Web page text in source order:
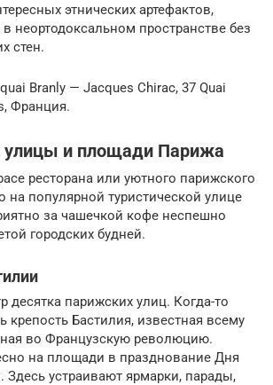
этнических артефактов,
неортодоксальном пространстве без
стен.
Branly — Jacques Chirac, 37 Quai
Франция.
и площади Парижа
ресторана или уютного парижского
на популярной туристической улице
за чашечкой кофе неспешно
городских будней.
десятка парижских улиц. Когда-то
крепость Бастилия, известная всему
во Французскую революцию.
на площади в празднование Дня
Здесь устраивают ярмарки, парады,